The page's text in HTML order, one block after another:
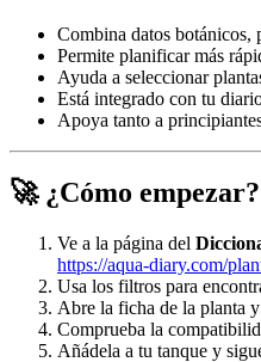
Combina datos botánicos,
Permite planificar más
Ayuda a seleccionar
Está integrado con tu
Apoya tanto a
🚀 ¿Cómo empezar?
Ve a la página del
https://aqua-diary.com/
Usa los filtros para
Abre la ficha de la planta
Comprueba la
Añádela a tu tanque y